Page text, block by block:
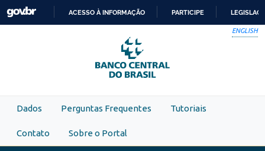
Skip to main content
PARA
O
CONTEÚDO
ACESSO À INFORMAÇÃO PARTICIPE
ENGLISH
Dados Perguntas Frequentes Tutoriais
Contato Sobre o Portal